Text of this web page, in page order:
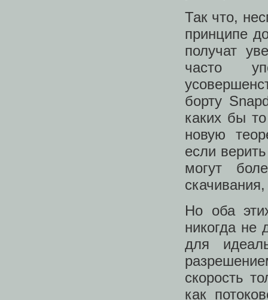
Так что,
принципе
получат
часто
борту
каких бы
новую
если
могут
Но оба
никогда не
для
скорость
как